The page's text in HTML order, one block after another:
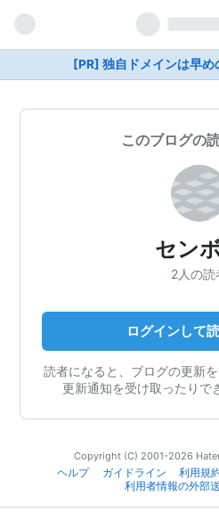
[PR] 独自ドメインは早め
このブログの
セン
2人の読
ログインして
読者になると、ブログの更新
更新通知を受け取ったりで
Copyright (C) 2001-2026
ヘルプ
ガイドライン 利用規
利用者情報の外部